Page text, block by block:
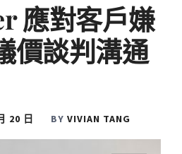
應對客戶嫌
價談判溝通
20 日 BY VIVIAN TANG